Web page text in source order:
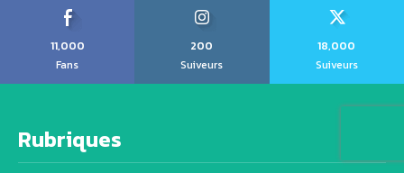
11,000
Fans
200
Suiveurs
18,000
Suiveurs
Rubriques